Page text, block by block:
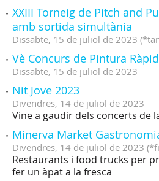
XXIII Torneig de Pitch and
amb sortida simultània
Dissabte, 15 de juliol de 2023 (
Vè Concurs de Pintura
Dissabte, 15 de juliol de 2023
Nit Jove 2023
Divendres, 14 de juliol de 2023
Vine a gaudir dels concerts de
Minerva Market
Divendres, 14 de juliol de 2023 (
Restaurants i food trucks per
fer un àpat a la fresca